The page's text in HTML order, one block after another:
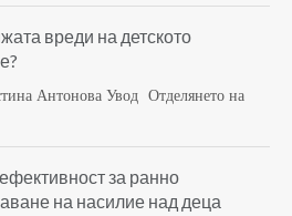
вреди на детското
Антонова Увод Отделянето на
за ранно
на насилие над деца